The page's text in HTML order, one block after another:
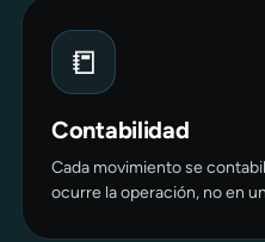
📒
Contabilidad
Cada movimiento se
ocurre la operación, no en